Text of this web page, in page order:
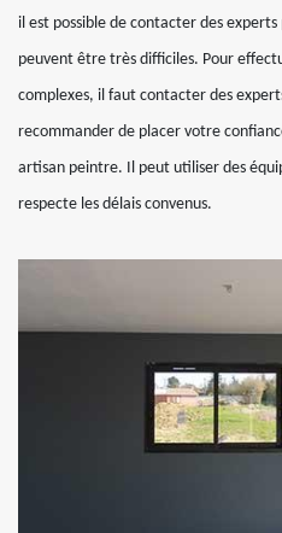
il est possible de contacter des
peuvent être très difficiles. Pour
complexes, il faut contacter des
recommander de placer votre
artisan peintre. Il peut utiliser des
respecte les délais convenus.